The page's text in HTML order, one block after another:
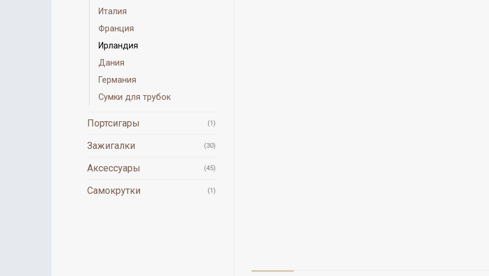
Италия
Франция
Ирландия
Дания
Германия
Сумки для трубок
Портсигары (1)
Зажигалки (30)
Аксессуары (45)
Самокрутки (1)